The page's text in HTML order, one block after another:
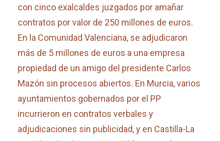
con cinco exalcaldes juzgados por amañar
contratos por valor de 250 millones de euros.
En la Comunidad Valenciana, se adjudicaron
más de 5 millones de euros a una empresa
propiedad de un amigo del presidente Carlos
Mazón sin procesos abiertos. En Murcia, varios
ayuntamientos gobernados por el PP
incurrieron en contratos verbales y
adjudicaciones sin publicidad, y en Castilla-La